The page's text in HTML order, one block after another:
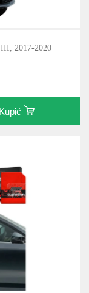
III, 2017-2020
Kupić